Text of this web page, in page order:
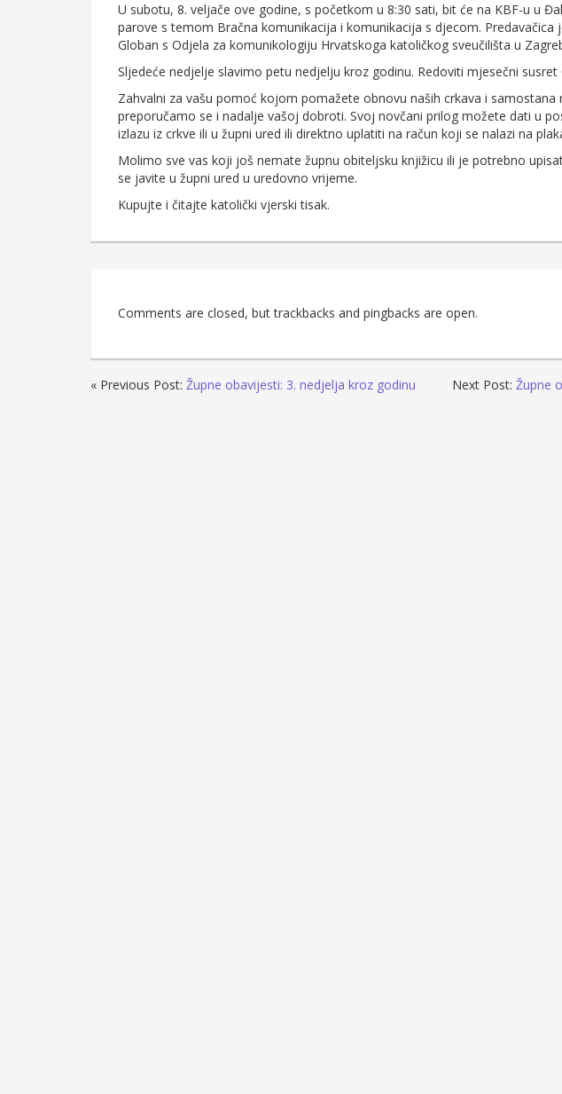
U subotu, 8. veljače ove godine, s početkom u 8:30 sati, bit će na KBF-u u
parove s temom Bračna komunikacija i komunikacija s djecom. Predavačica
Globan s Odjela za komunikologiju Hrvatskoga katoličkog sveučilišta u
Sljedeće nedjelje slavimo petu nedjelju kroz godinu. Redoviti mjesečni susret
Zahvalni za vašu pomoć kojom pomažete obnovu naših crkava i samostana
preporučamo se i nadalje vašoj dobroti. Svoj novčani prilog možete dati u
izlazu iz crkve ili u župni ured ili direktno uplatiti na račun koji se nalazi na
Molimo sve vas koji još nemate župnu obiteljsku knjižicu ili je potrebno
se javite u župni ured u uredovno vrijeme.
Kupujte i čitajte katolički vjerski tisak.
Comments are closed, but trackbacks and pingbacks are open.
« Previous Post: Župne obavijesti: 3. nedjelja kroz godinu Next Post: Župne